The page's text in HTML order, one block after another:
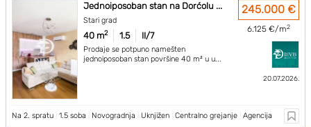
Jednoiposoban stan na Dorćolu ...
Stari grad
40 m2 1.5 II/7
Prodaje se potpuno namešten
jednoiposoban stan površine 40 m² u u...
245.000 €
6.125 €/m2
20.07.2026.
Na 2. spratu 1.5 soba Novogradnja Uknjižen Centralno grejanje Agencija